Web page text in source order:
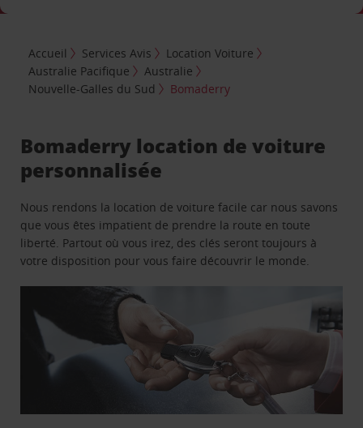
Accueil Services Avis
Location Voiture
Australie Pacifique
Australie
Nouvelle-Galles du Sud
Bomaderry
Bomaderry location de voiture
personnalisée
Nous rendons la location de voiture facile car nous savons
que vous êtes impatient de prendre la route en toute
liberté. Partout où vous irez, des clés seront toujours à
votre disposition pour vous faire découvrir le monde.